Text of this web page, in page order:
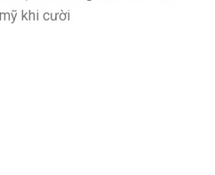
khi cười